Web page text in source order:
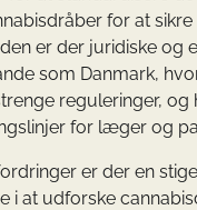
for at sikre
er der juridiske og
som Danmark,
reguleringer, og
for læger og
er der en
i at udforske